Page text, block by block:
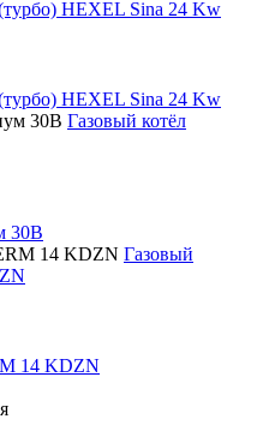
HEXEL Sina 24 Kw
HEXEL Sina 24 Kw
Газовый котёл
30В
Газовый
14 KDZN